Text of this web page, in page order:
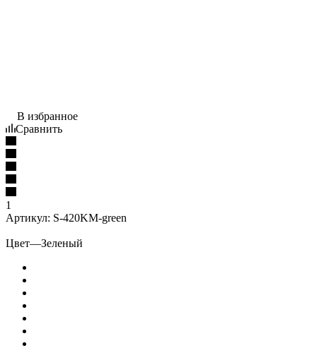
В избранное
Сравнить
1
Артикул: S-420KM-green
Цвет—Зеленый